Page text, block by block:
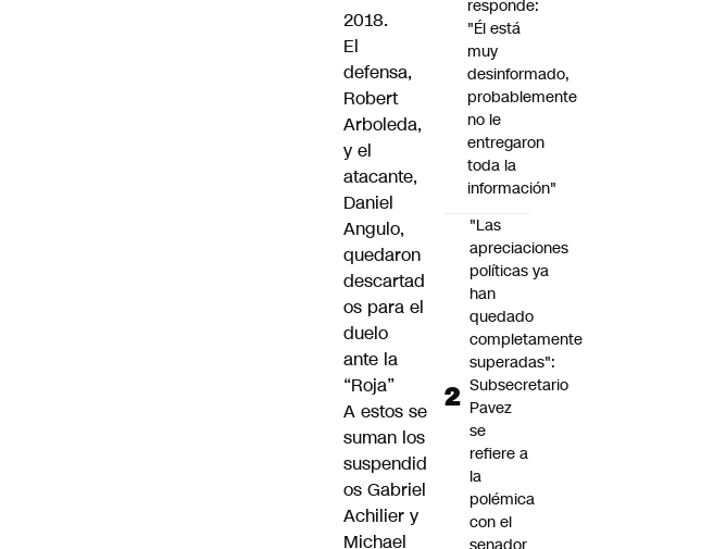
2018.
El
defensa,
Robert
Arboleda,
y el
atacante,
Daniel
Angulo,
quedaron
descartad
os para el
duelo
ante la
“Roja”
A estos se
suman los
suspendid
os Gabriel
Achilier y
Michael
responde:
"Él está
muy
desinformado,
probablemente
no le
entregaron
toda la
información"
"Las
apreciaciones
políticas ya
han
quedado
completamente
superadas":
Subsecretario
Pavez
se
refiere a
la
polémica
con el